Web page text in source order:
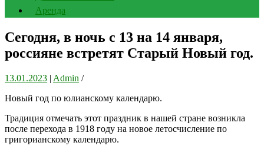
Аренда
Сегодня, в ночь с 13 на 14 января,
россияне встретят Старый Новый год.
13.01.2023 | Admin /
Новый год по юлианскому календарю.
Традиция отмечать этот праздник в нашей стране возникла
после перехода в 1918 году на новое летосчисление по
григорианскому календарю.